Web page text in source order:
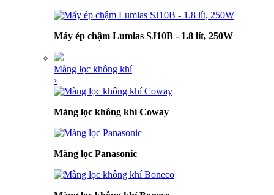
Máy ép chậm Lumias SJ10B - 1.8 lít, 250W
Màng lọc không khí
›
Màng lọc không khí Coway
Màng lọc Panasonic